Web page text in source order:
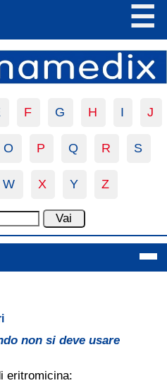
☰
F G H I J
O P Q R S
W X Y Z
non si deve usare
eritromicina: